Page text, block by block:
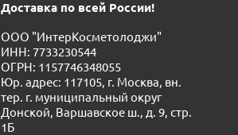
Доставка по всей России!
ООО "ИнтерКосметолоджи"
ИНН: 7733230544
ОГРН: 1157746348055
Юр. адрес: 117105, г. Москва, вн.
тер. г. муниципальный округ
Донской, Варшавское ш., д. 9, стр.
1Б